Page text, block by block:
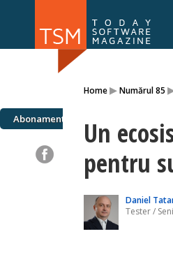
Home▸Numărul 85
Abonamente
Un
pentru
Daniel
Tester /